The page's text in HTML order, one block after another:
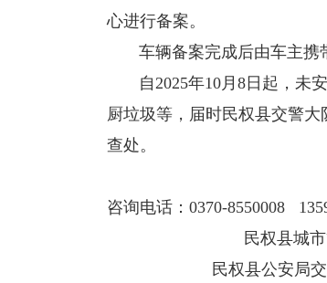
心进行备案。
车辆备案完成后由车主携带
自2025年10月8日起，未安
厨垃圾等，届时民权县交警
查处。
咨询电话：0370-8550008
民权县城市管
民权县公安局交通